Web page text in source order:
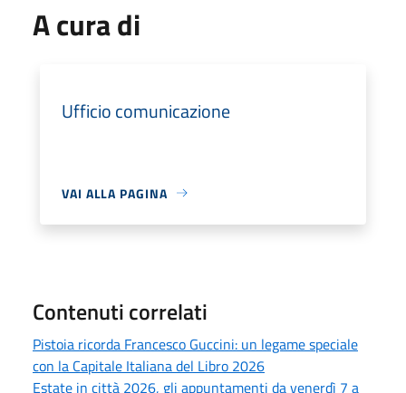
A cura di
Ufficio comunicazione
VAI ALLA PAGINA
Contenuti correlati
Pistoia ricorda Francesco Guccini: un legame speciale
con la Capitale Italiana del Libro 2026
Estate in città 2026, gli appuntamenti da venerdì 7 a